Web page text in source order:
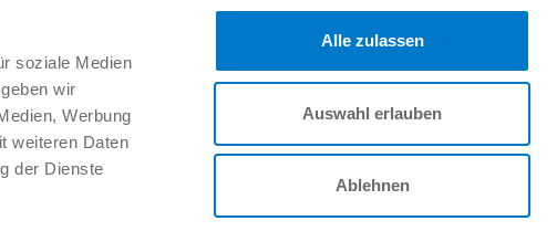
soziale Medien
wir
Werbung
weiteren Daten
der Dienste
Alle zulassen
Auswahl erlauben
Ablehnen
Career